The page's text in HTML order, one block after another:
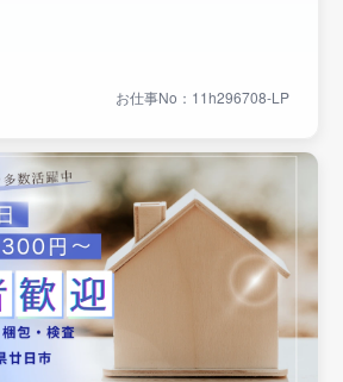
お仕事No：11h296708-LP